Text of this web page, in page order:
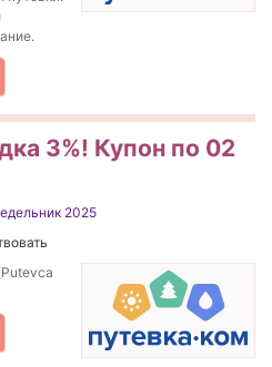
3%! Купон по 02
2025